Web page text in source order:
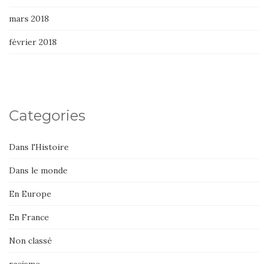
mars 2018
février 2018
Categories
Dans l'Histoire
Dans le monde
En Europe
En France
Non classé